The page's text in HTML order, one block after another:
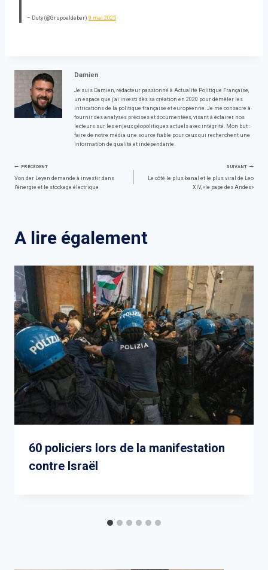
– Duty (@Grupoeldeber) 9 mai 2025
Damien
Je suis Damien, rédacteur passionné à Actualité Politique Française,
un espace que j'ai investi dès sa création en 2020 pour démêler les
intrications de la politique française et européenne. Je me consacre à
fournir des analyses précises et documentées, visant à éclairer nos
lecteurs sur les enjeux géopolitiques actuels avec intégrité. Mon but :
faire de notre média une source fiable pour ceux qui recherchent une
information de qualité et indépendante.
Navigation
PRÉCÉDENT
Von der Leyen demande à investir dans
l'énergie et le stockage électrique
SUIVANT
Le côté le plus banal et le plus viral de Leo
XIV, «le pape des Andes»
A lire également
60 policiers lors de la manifestation
contre Israël